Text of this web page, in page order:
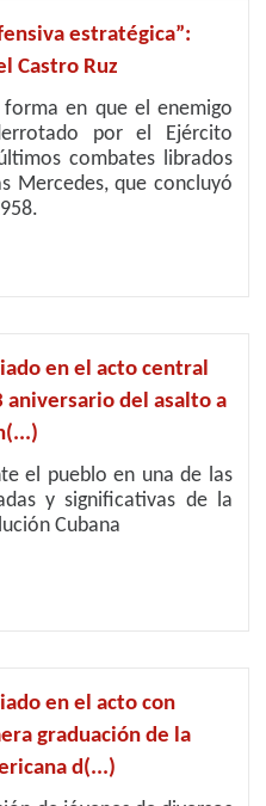
estratégica”:
Castro Ruz
en que el enemigo
por el Ejército
combates librados
Mercedes, que concluyó
en el acto central
aniversario del asalto a
el pueblo en una de las
y significativas de la
Cubana
en el acto con
graduación de la
d(...)